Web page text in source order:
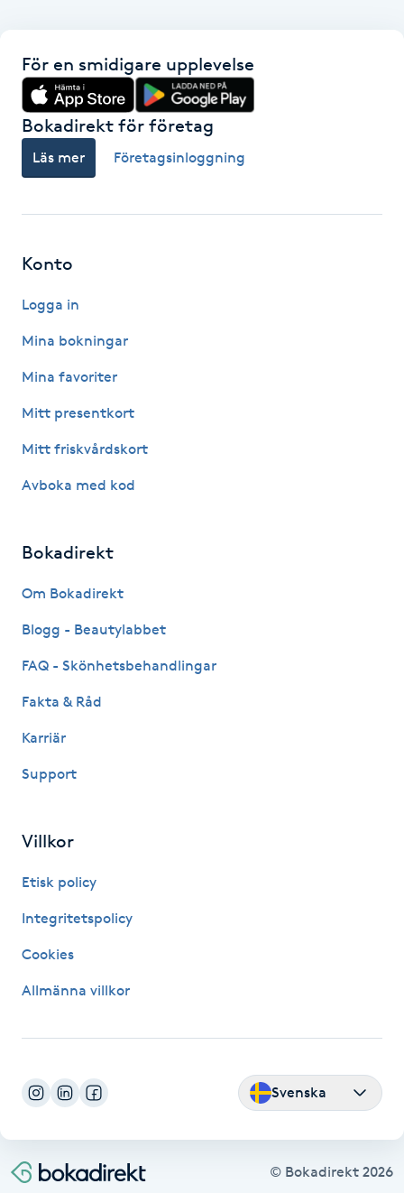
Hudföryngring
Huduppstramning
Hypnos
Hårbottenbehandling
Hårförlängning
Hårvård
Hälsa
IPL
Keratinbehandling
För en smidigare upplevelse
Bokadirekt för företag
Läs mer Företagsinloggning
Konto
Logga in
Mina bokningar
Mina favoriter
Mitt presentkort
Mitt friskvårdskort
Avboka med kod
Bokadirekt
Om Bokadirekt
Blogg - Beautylabbet
FAQ - Skönhetsbehandlingar
Fakta & Råd
Karriär
Support
Villkor
Etisk policy
Integritetspolicy
Cookies
Allmänna villkor
Svenska
© Bokadirekt 2026